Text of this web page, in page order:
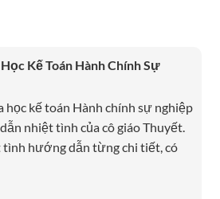
Kế Toán Hành Chính Sự
học kế toán Hành chính sự nghiệp
nhiệt tình của cô giáo Thuyết.
hướng dẫn từng chi tiết, có